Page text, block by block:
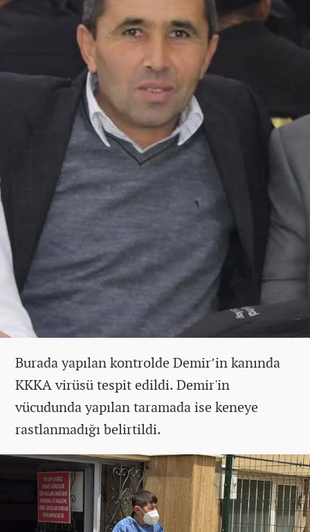
Burada yapılan kontrolde Demir’in kanında
KKKA virüsü tespit edildi. Demir'in
vücudunda yapılan taramada ise keneye
rastlanmadığı belirtildi.